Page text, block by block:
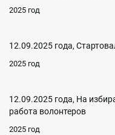
2025 год
12.09.2025 года,
2025 год
12.09.2025 года, На
работа волонтеров
2025 год